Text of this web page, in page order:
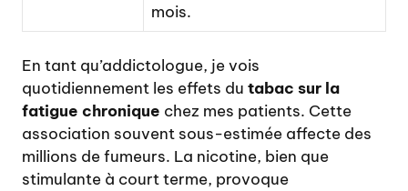
mois.
En tant qu’addictologue, je vois
quotidiennement les effets du tabac sur la
fatigue chronique chez mes patients. Cette
association souvent sous-estimée affecte des
millions de fumeurs. La nicotine, bien que
stimulante à court terme, provoque